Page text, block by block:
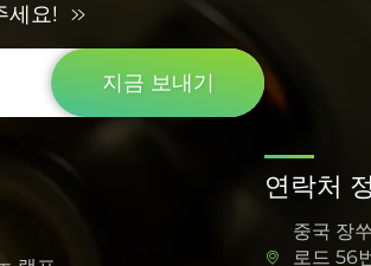
세요!
지금 보내기
연락처
중국 장
로드 56